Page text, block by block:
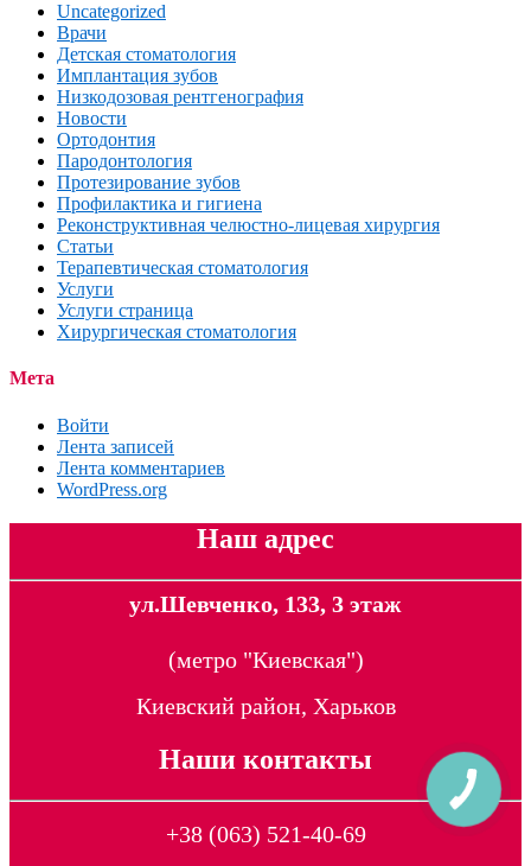
Uncategorized
Врачи
Детская стоматология
Имплантация зубов
Низкодозовая рентгенография
Новости
Ортодонтия
Пародонтология
Протезирование зубов
Профилактика и гигиена
Реконструктивная челюстно-лицевая хирургия
Статьи
Терапевтическая стоматология
Услуги
Услуги страница
Хирургическая стоматология
Мета
Войти
Лента записей
Лента комментариев
WordPress.org
Наш адрес
ул.Шевченко, 133, 3 этаж
(метро "Киевская")
Киевский район, Харьков
Наши контакты
+38 (063) 521-40-69